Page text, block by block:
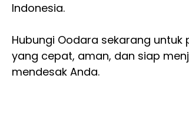
Indonesia.
Hubungi Oodara sekarang untuk
yang cepat, aman, dan siap
mendesak Anda.